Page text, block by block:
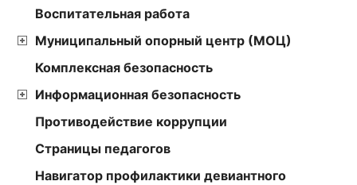
Воспитательная работа
Муниципальный опорный центр (МОЦ)
Комплексная безопасность
Информационная безопасность
Противодействие коррупции
Страницы педагогов
Навигатор профилактики девиантного